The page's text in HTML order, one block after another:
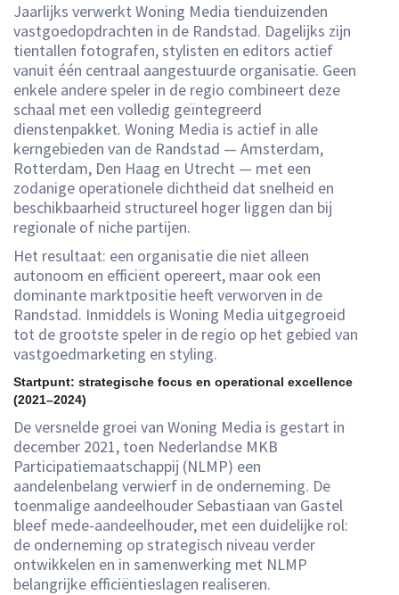
Jaarlijks verwerkt Woning Media tienduizenden
vastgoedopdrachten in de Randstad. Dagelijks zijn
tientallen fotografen, stylisten en editors actief
vanuit één centraal aangestuurde organisatie. Geen
enkele andere speler in de regio combineert deze
schaal met een volledig geïntegreerd
dienstenpakket. Woning Media is actief in alle
kerngebieden van de Randstad — Amsterdam,
Rotterdam, Den Haag en Utrecht — met een
zodanige operationele dichtheid dat snelheid en
beschikbaarheid structureel hoger liggen dan bij
regionale of niche partijen.
Het resultaat: een organisatie die niet alleen
autonoom en efficiënt opereert, maar ook een
dominante marktpositie heeft verworven in de
Randstad. Inmiddels is Woning Media uitgegroeid
tot de grootste speler in de regio op het gebied van
vastgoedmarketing en styling.
Startpunt: strategische focus en operational excellence
(2021–2024)
De versnelde groei van Woning Media is gestart in
december 2021, toen Nederlandse MKB
Participatiemaatschappij (NLMP) een
aandelenbelang verwierf in de onderneming. De
toenmalige aandeelhouder Sebastiaan van Gastel
bleef mede-aandeelhouder, met een duidelijke rol:
de onderneming op strategisch niveau verder
ontwikkelen en in samenwerking met NLMP
belangrijke efficiëntieslagen realiseren.